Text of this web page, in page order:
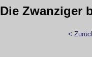
Die Zwanziger
<